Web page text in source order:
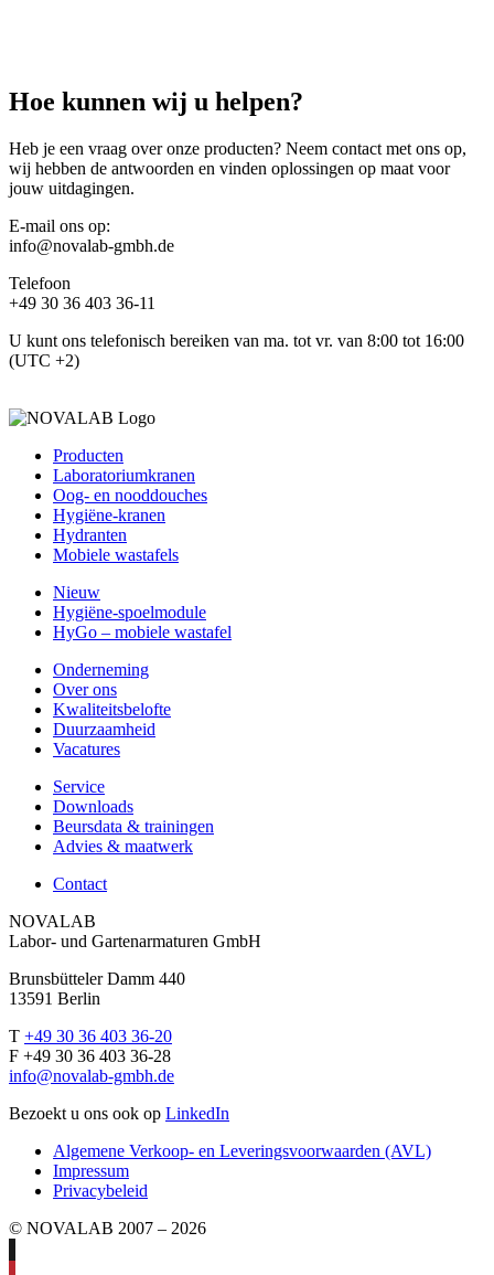
Hoe kunnen wij u helpen?
Heb je een vraag over onze producten? Neem contact met ons op,
wij hebben de antwoorden en vinden oplossingen op maat voor
jouw uitdagingen.
E-mail ons op:
info@novalab-gmbh.de
Telefoon
+49 30 36 403 36-11
U kunt ons telefonisch bereiken van ma. tot vr. van 8:00 tot 16:00
(UTC +2)
Producten
Laboratoriumkranen
Oog- en nooddouches
Hygiëne-kranen
Hydranten
Mobiele wastafels
Nieuw
Hygiëne-spoelmodule
HyGo – mobiele wastafel
Onderneming
Over ons
Kwaliteitsbelofte
Duurzaamheid
Vacatures
Service
Downloads
Beursdata & trainingen
Advies & maatwerk
Contact
NOVALAB
Labor- und Gartenarmaturen GmbH
Brunsbütteler Damm 440
13591 Berlin
T +49 30 36 403 36-20
F +49 30 36 403 36-28
info@novalab-gmbh.de
Bezoekt u ons ook op LinkedIn
Algemene Verkoop- en Leveringsvoorwaarden (AVL)
Impressum
Privacybeleid
© NOVALAB 2007 – 2026